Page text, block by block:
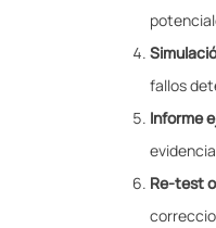
fallos
Informe
Re-test